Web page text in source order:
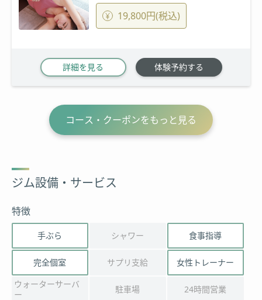
19,800円(税込)
詳細を見る 体験予約する
コース・クーポンをもっと見る
ジム設備・サービス
特徴
手ぶら シャワー 食事指導
完全個室 サプリ支給
女性トレーナー
ウォーターサーバ
ー
駐車場 24時間営業